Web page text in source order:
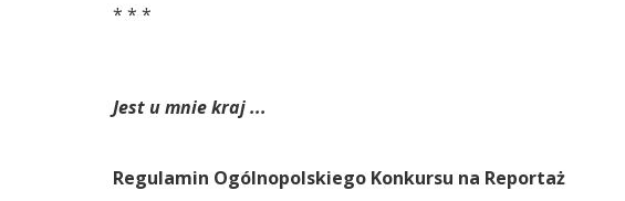
* * *
Jest u mnie kraj ...
Regulamin Ogólnopolskiego Konkursu na Reportaż